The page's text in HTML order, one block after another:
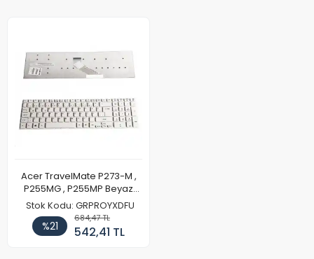
Acer TravelMate P273-M ,
P255MG , P255MP Beyaz
Türkçe Klavye
Stok Kodu: GRPROYXDFU
%21
684,47 TL
542,41 TL